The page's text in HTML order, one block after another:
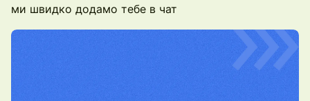
ми швидко додамо тебе в чат